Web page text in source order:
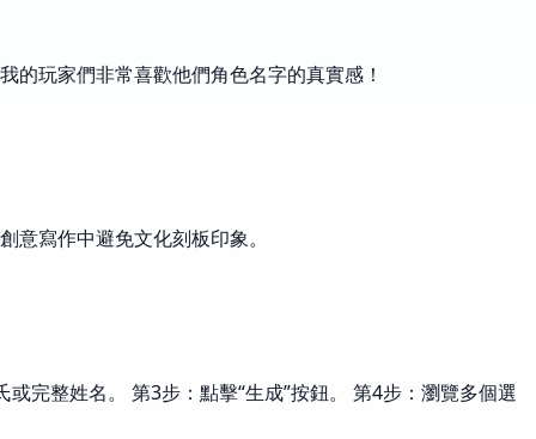
玩家們非常喜歡他們角色名字的真實感！
寫作中避免文化刻板印象。
完整姓名。 第3步：點擊“生成”按鈕。 第4步：瀏覽多個選